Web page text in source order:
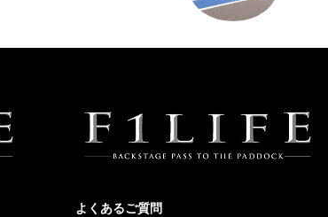
よくあるご質問